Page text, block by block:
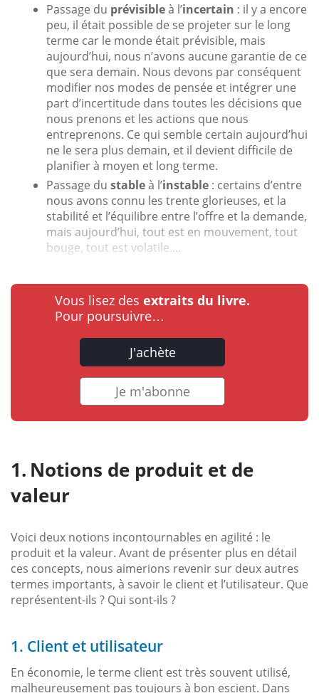
Passage du prévisibleà l’incertain : il y a encore
peu, il était possible de se projeter sur le long
terme car le monde était prévisible, mais
aujourd’hui, nous n’avons aucune garantie de ce
que sera demain. Nous devons par conséquent
modifier nos modes de pensée et intégrer une
part d’incertitude dans toutes les décisions que
nous prenons et les actions que nous
entreprenons. Ce qui semble certain aujourd’hui
ne le sera plus demain, et il devient difficile de
planifier à moyen et long terme.
Passage du stableà l’instable : certains d’entre
nous avons connu les trente glorieuses, et la
stabilité et l’équilibre entre l’offre et la demande,
mais aujourd’hui, tout est en mouvement, tout
bouge, tout est volatile....
Vous lisez des extraits du livre.
Pour poursuivre…
J'achète
Je m'abonne
Notions de produit et de
valeur
Voici deux notions incontournables en agilité : le
produit et la valeur. Avant de présenter plus en détail
ces concepts, nous aimerions revenir sur deux autres
termes importants, à savoir le client et l’utilisateur. Que
représentent-ils ? Qui sont-ils ?
1. Client et utilisateur
En économie, le terme client est très souvent utilisé,
malheureusement pas toujours à bon escient. Dans